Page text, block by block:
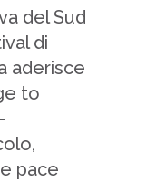
del Sud
di
aderisce
to
pace